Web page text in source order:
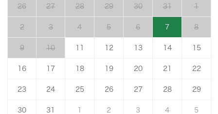
26 27 28 29 30 31 1
2 3 4 5 6 7 8
9 10 12 13 14 15
16 17 18 19 20 21 22
23 24 25 26 27 28 29
30 31 2 3 4 5